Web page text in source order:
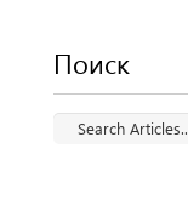
Поиск